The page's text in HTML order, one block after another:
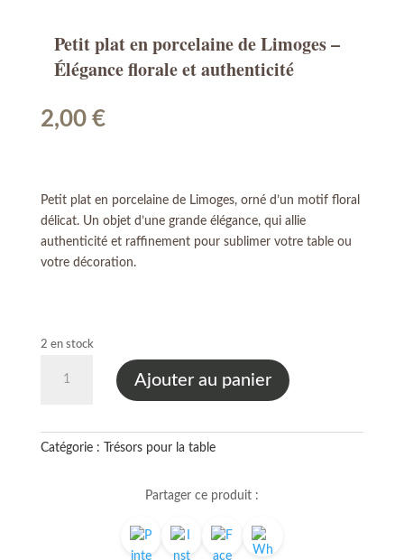
Petit plat en porcelaine de Limoges –
Élégance florale et authenticité
2,00 €
Petit plat en porcelaine de Limoges, orné d’un motif floral
délicat. Un objet d’une grande élégance, qui allie
authenticité et raffinement pour sublimer votre table ou
votre décoration.
2 en stock
en
Ajouter au panier
Catégorie : Trésors pour la table
Partager ce produit :